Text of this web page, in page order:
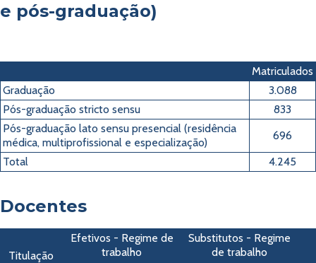
e pós-graduação)
Matriculados
Graduação
3.088
Pós-graduação stricto sensu
833
Pós-graduação lato sensu presencial (residência
médica, multiprofissional e especialização)
696
Total
4.245
Docentes
Titulação
Efetivos - Regime de
trabalho
Substitutos - Regime
de trabalho